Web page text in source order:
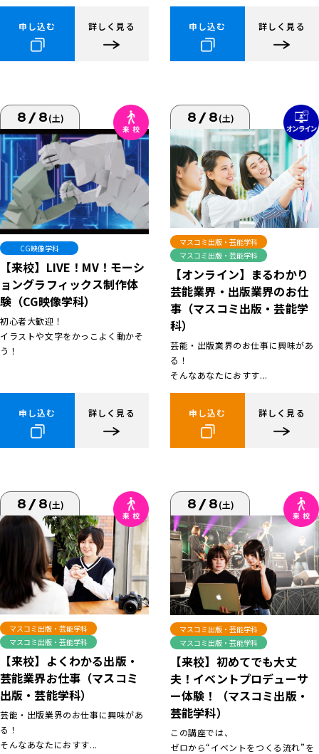
申し込む 詳しく見る 申し込む 詳しく見る
8/8(土)
CG映像学科
【来校】LIVE！MV！モーシ
ョングラフィックス制作体
験（CG映像学科）
初心者大歓迎！
イラストや文字をかっこよく動かそ
う！
申し込む 詳しく見る
8/8(土)
マスコミ出版・芸能学科
マスコミ出版・芸能学科
【オンライン】まるわかり
芸能業界・出版業界のお仕
事（マスコミ出版・芸能学
科）
芸能・出版業界のお仕事に興味があ
る！
そんなあなたにおすす...
申し込む 詳しく見る
8/8(土)
マスコミ出版・芸能学科
マスコミ出版・芸能学科
【来校】よくわかる出版・
芸能業界お仕事（マスコミ
出版・芸能学科）
芸能・出版業界のお仕事に興味があ
る！
そんなあなたにおすす...
8/8(土)
マスコミ出版・芸能学科
マスコミ出版・芸能学科
【来校】初めてでも大丈
夫！イベントプロデューサ
ー体験！（マスコミ出版・
芸能学科）
この講座では、
ゼロから“イベントをつくる流れ”を